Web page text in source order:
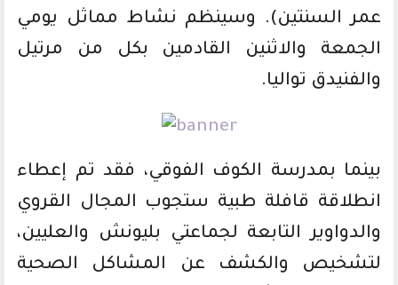
عمر السنتين). وسينظم نشاط مماثل يومي
الجمعة والاثنين القادمين بكل من مرتيل
والفنيدق تواليا.
بينما بمدرسة الكوف الفوقي، فقد تم إعطاء
انطلاقة قافلة طبية ستجوب المجال القروي
والدواوير التابعة لجماعتي بليونش والعليين،
لتشخيص والكشف عن المشاكل الصحية